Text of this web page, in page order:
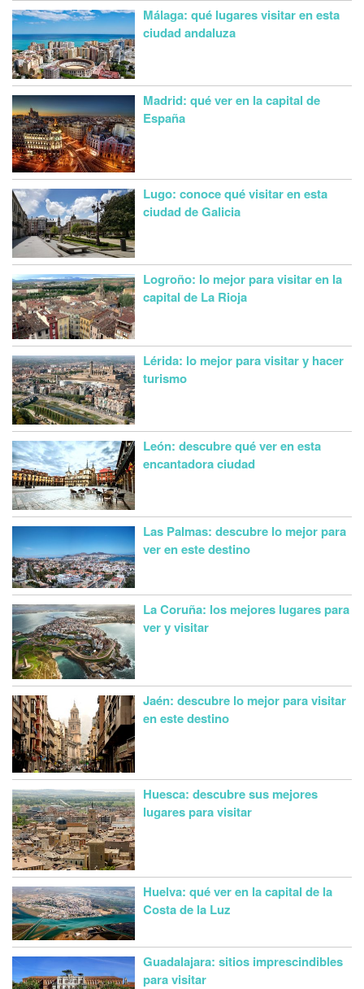
Málaga: qué lugares visitar en esta
ciudad andaluza
Madrid: qué ver en la capital de
España
Lugo: conoce qué visitar en esta
ciudad de Galicia
Logroño: lo mejor para visitar en la
capital de La Rioja
Lérida: lo mejor para visitar y hacer
turismo
León: descubre qué ver en esta
encantadora ciudad
Las Palmas: descubre lo mejor para
ver en este destino
La Coruña: los mejores lugares para
ver y visitar
Jaén: descubre lo mejor para visitar
en este destino
Huesca: descubre sus mejores
lugares para visitar
Huelva: qué ver en la capital de la
Costa de la Luz
Guadalajara: sitios imprescindibles
para visitar